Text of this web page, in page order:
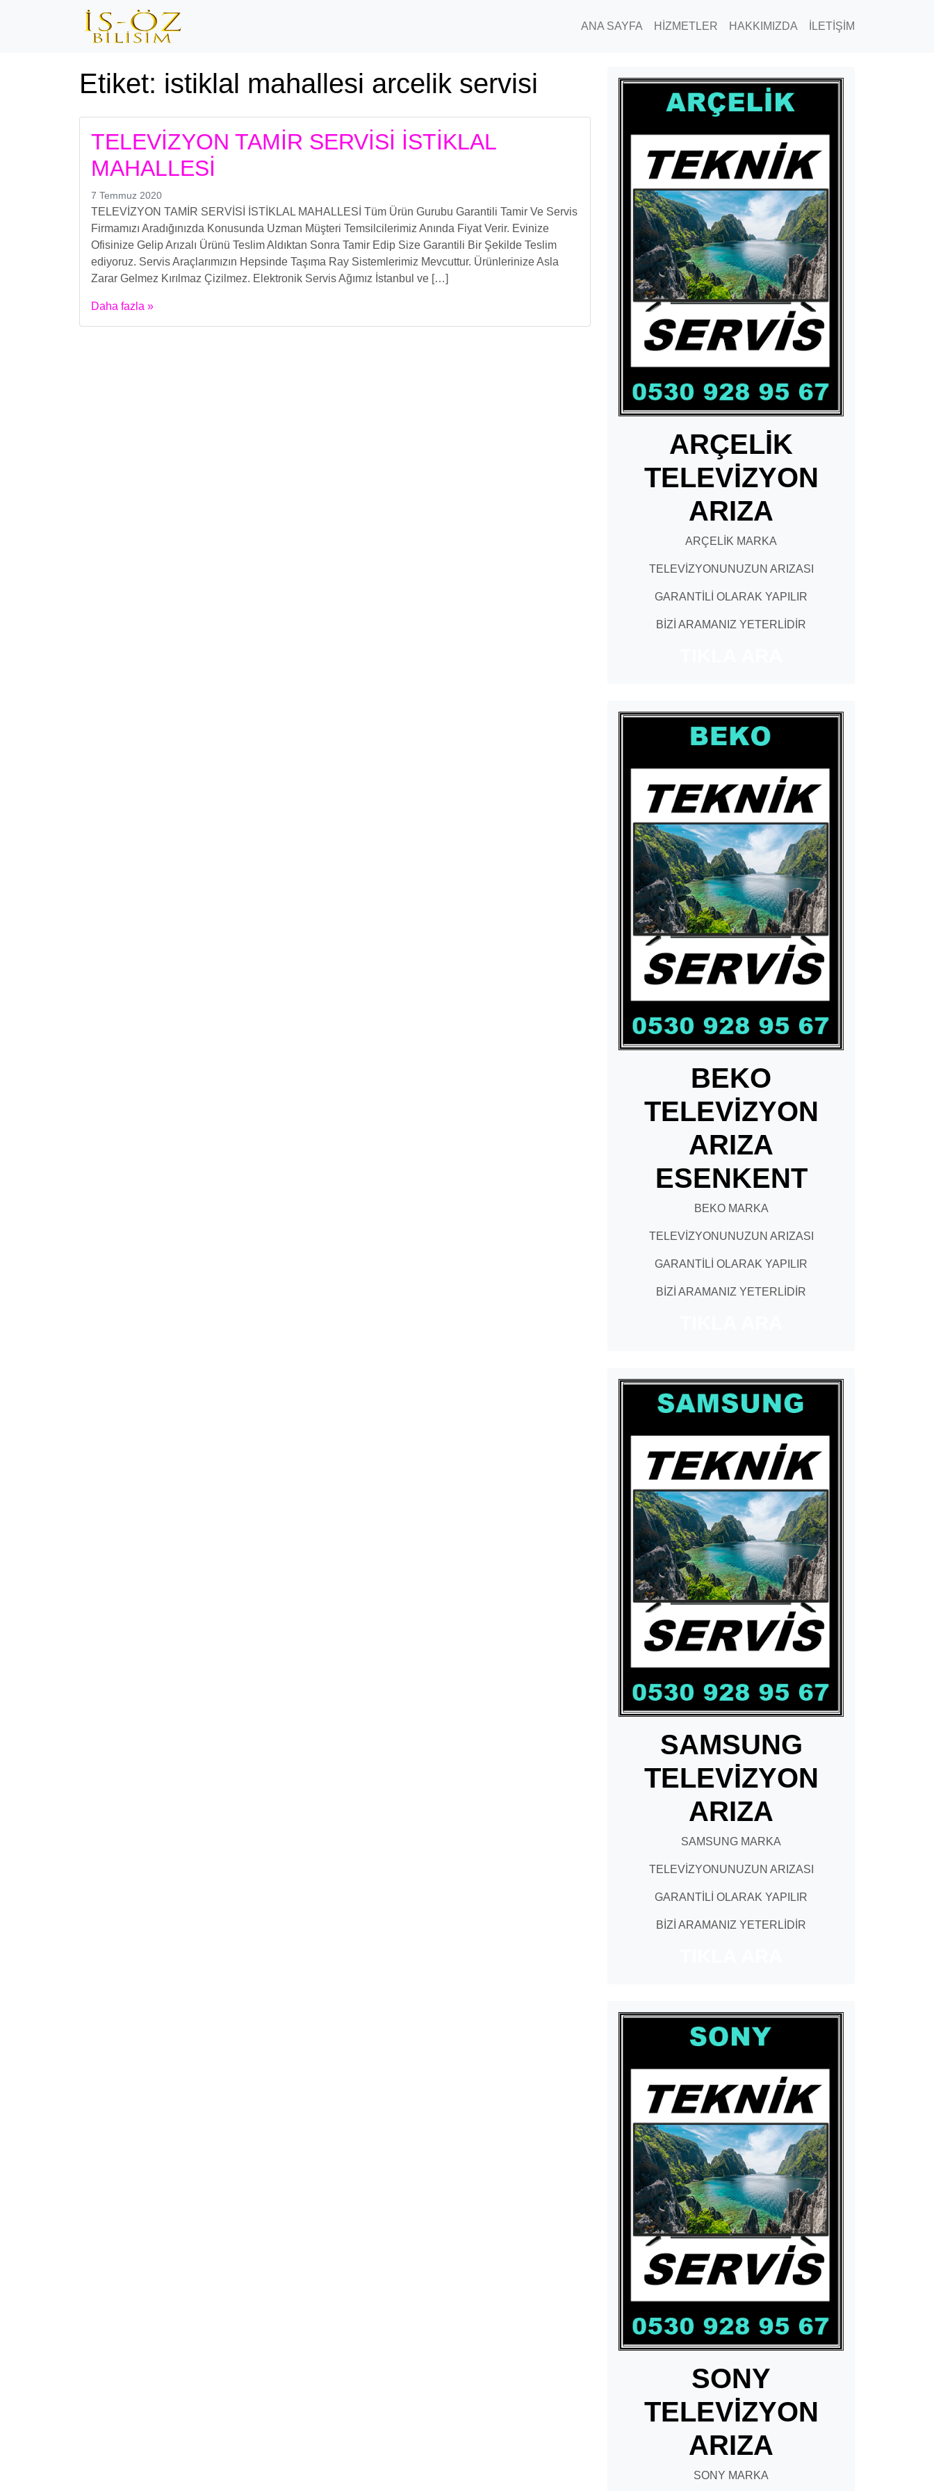
ANA SAYFA HİZMETLER HAKKIMIZDA İLETİŞİM
Etiket: istiklal mahallesi arcelik servisi
TELEVİZYON TAMİR SERVİSİ İSTİKLAL
MAHALLESİ
7 Temmuz 2020
TELEVİZYON TAMİR SERVİSİ İSTİKLAL MAHALLESİ Tüm Ürün Gurubu Garantili Tamir Ve Servis
Firmamızı Aradığınızda Konusunda Uzman Müşteri Temsilcilerimiz Anında Fiyat Verir. Evinize
Ofisinize Gelip Arızalı Ürünü Teslim Aldıktan Sonra Tamir Edip Size Garantili Bir Şekilde Teslim
ediyoruz. Servis Araçlarımızın Hepsinde Taşıma Ray Sistemlerimiz Mevcuttur. Ürünlerinize Asla
Zarar Gelmez Kırılmaz Çizilmez. Elektronik Servis Ağımız İstanbul ve […]
Daha fazla »
ARÇELİK
TELEVİZYON
ARIZA
ARÇELİK MARKA
TELEVİZYONUNUZUN ARIZASI
GARANTİLİ OLARAK YAPILIR
BİZİ ARAMANIZ YETERLİDİR
BEKO
TELEVİZYON
ARIZA
ESENKENT
BEKO MARKA
TELEVİZYONUNUZUN ARIZASI
GARANTİLİ OLARAK YAPILIR
BİZİ ARAMANIZ YETERLİDİR
SAMSUNG
TELEVİZYON
ARIZA
SAMSUNG MARKA
TELEVİZYONUNUZUN ARIZASI
GARANTİLİ OLARAK YAPILIR
BİZİ ARAMANIZ YETERLİDİR
SONY
TELEVİZYON
ARIZA
SONY MARKA